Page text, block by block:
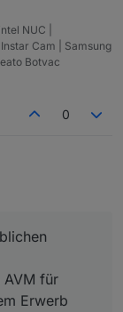
NUC |
Cam | Samsung
Botvac
0
für
Erwerb